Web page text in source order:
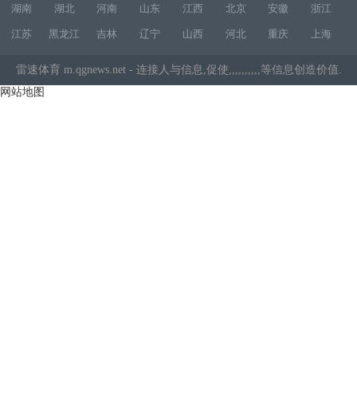
湖南 湖北 河南 山东 江西 北京 安徽 浙江
江苏 黑龙江 吉林 辽宁 山西 河北 重庆 上海
雷速体育 m.qgnews.net - 连接人与信息,促使,,,,,,,,,,等信息创造价值.
网站地图